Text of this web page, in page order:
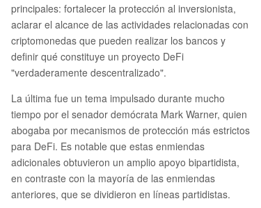
principales: fortalecer la protección al inversionista,
aclarar el alcance de las actividades relacionadas con
criptomonedas que pueden realizar los bancos y
definir qué constituye un proyecto DeFi
"verdaderamente descentralizado".
La última fue un tema impulsado durante mucho
tiempo por el senador demócrata Mark Warner, quien
abogaba por mecanismos de protección más estrictos
para DeFi. Es notable que estas enmiendas
adicionales obtuvieron un amplio apoyo bipartidista,
en contraste con la mayoría de las enmiendas
anteriores, que se dividieron en líneas partidistas.